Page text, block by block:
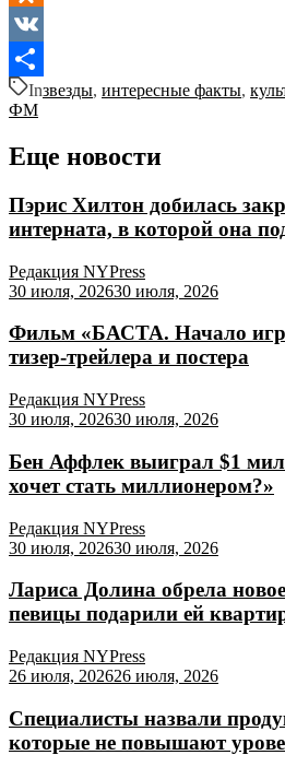
Odnoklassniki
VK
Отправить
Inзвезды, интересные факты,
ФМ
Еще новости
Пэрис Хилтон добилась
интерната, в которой она
Редакция NYPress
30 июля, 202630 июля, 2026
Фильм «БАСТА. Начало
тизер-трейлера и постера
Редакция NYPress
30 июля, 202630 июля, 2026
Бен Аффлек выиграл $1
хочет стать миллионером?»
Редакция NYPress
30 июля, 202630 июля, 2026
Лариса Долина обрела
певицы подарили ей
Редакция NYPress
26 июля, 202626 июля, 2026
Специалисты назвали
которые не повышают